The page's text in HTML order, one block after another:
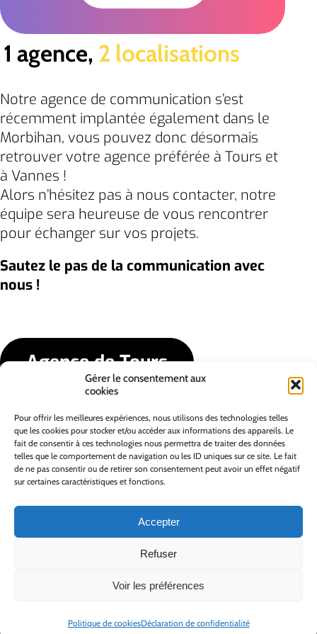
Gérer le consentement aux
cookies
Pour offrir les meilleures expériences, nous utilisons des technologies telles
que les cookies pour stocker et/ou accéder aux informations des appareils. Le
fait de consentir à ces technologies nous permettra de traiter des données
telles que le comportement de navigation ou les ID uniques sur ce site. Le fait
de ne pas consentir ou de retirer son consentement peut avoir un effet négatif
sur certaines caractéristiques et fonctions.
Accepter
Refuser
Voir les préférences
Politique de cookiesDéclaration de confidentialité
1 agence, 2 localisations
Notre agence de communication s’est
récemment implantée également dans le
Morbihan, vous pouvez donc désormais
retrouver votre agence préférée à Tours et
à Vannes !
Alors n’hésitez pas à nous contacter, notre
équipe sera heureuse de vous rencontrer
pour échanger sur vos projets.
Sautez le pas de la communication avec
nous !
Agence de Tours
Agence de Vannes
© BTG communication